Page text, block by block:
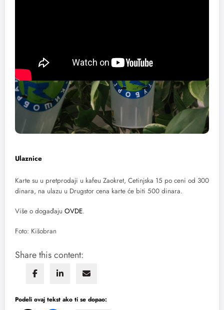
Ulaznice
Karte su u pretprodaji u kafeu Zaokret, Cetinjska 15 po ceni od 300
dinara, na ulazu u Drugstor cena karte će biti 500 dinara.
Više o događaju OVDE.
Foto: Kišobran
Share this content:
Podeli ovaj tekst ako ti se dopao: